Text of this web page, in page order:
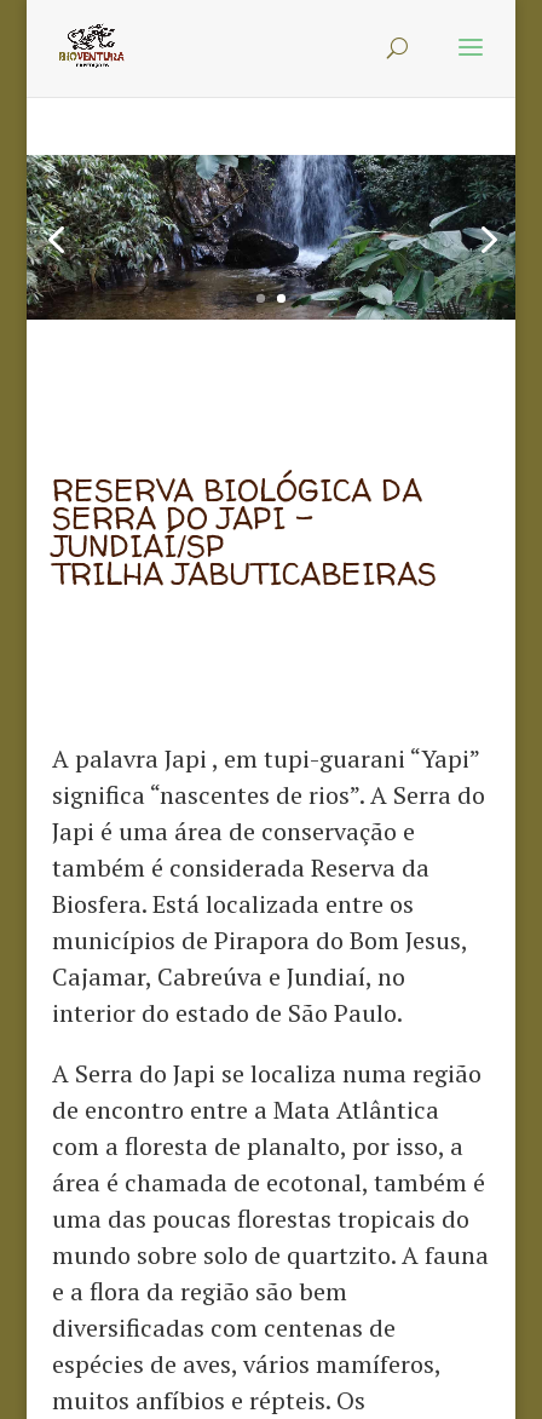
RESERVA BIOLÓGICA DA
SERRA DO JAPI –
JUNDIAÍ/SP
TRILHA JABUTICABEIRAS
A palavra Japi , em tupi-guarani “Yapi”
significa “nascentes de rios”. A Serra do
Japi é uma área de conservação e
também é considerada Reserva da
Biosfera. Está localizada entre os
municípios de Pirapora do Bom Jesus,
Cajamar, Cabreúva e Jundiaí, no
interior do estado de São Paulo.
A Serra do Japi se localiza numa região
de encontro entre a Mata Atlântica
com a floresta de planalto, por isso, a
área é chamada de ecotonal, também é
uma das poucas florestas tropicais do
mundo sobre solo de quartzito. A fauna
e a flora da região são bem
diversificadas com centenas de
espécies de aves, vários mamíferos,
muitos anfíbios e répteis. Os